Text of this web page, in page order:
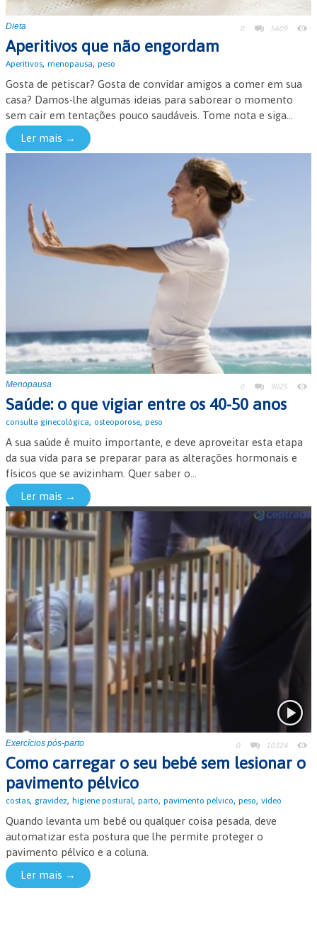
Dieta 0 5609
Aperitivos que não engordam
Aperitivos, menopausa, peso
Gosta de petiscar? Gosta de convidar amigos a comer em sua
casa? Damos-lhe algumas ideias para saborear o momento
sem cair em tentações pouco saudáveis. Tome nota e siga...
Ler mais →
Menopausa 0 9025
Saúde: o que vigiar entre os 40-50 anos
consulta ginecológica, osteoporose, peso
A sua saúde é muito importante, e deve aproveitar esta etapa
da sua vida para se preparar para as alterações hormonais e
físicos que se avizinham. Quer saber o...
Ler mais →
Exercícios pós-parto 0 10324
Como carregar o seu bebé sem lesionar o
pavimento pélvico
costas, gravidez, higiene postural, parto, pavimento pélvico, peso, vídeo
Quando levanta um bebé ou qualquer coisa pesada, deve
automatizar esta postura que lhe permite proteger o
pavimento pélvico e a coluna.
Ler mais →